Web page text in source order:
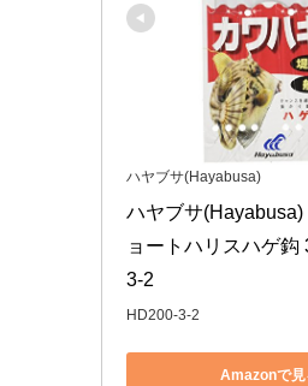
ハヤブサ(Hayabusa)
ハヤブサ(Hayabusa)
ョートハリスハゲ鈎
3-2
HD200-3-2
Amazonで見